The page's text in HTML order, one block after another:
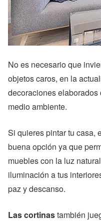
No es necesario que
objetos caros, en la
decoraciones
medio ambiente.
Si quieres pintar tu casa,
buena opción ya que
muebles con la luz
iluminación a tus
paz y descanso.
Las cortinastambién